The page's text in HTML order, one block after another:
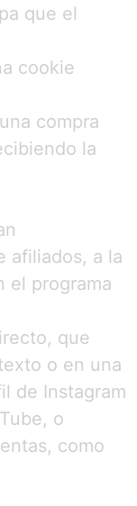
que el
cookie
compra
la
afiliados, a la
el programa
que
o en una
de Instagram
o
como